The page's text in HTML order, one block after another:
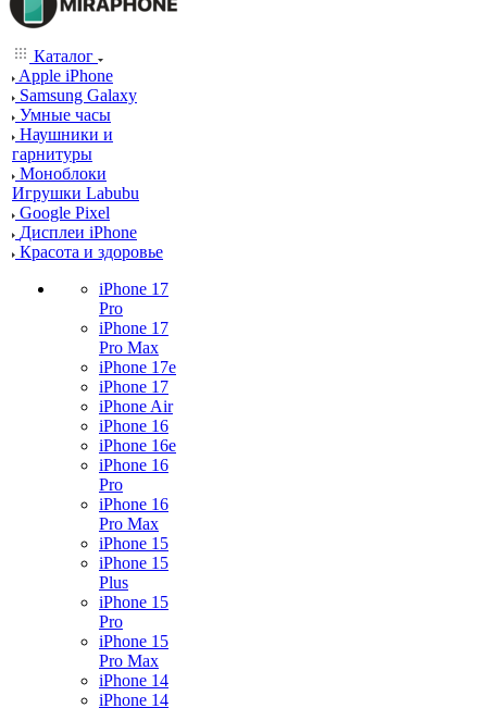
Каталог
Apple iPhone
Samsung Galaxy
Умные часы
Наушники и
гарнитуры
Моноблоки
Игрушки Labubu
Google Pixel
Дисплеи iPhone
Красота и здоровье
iPhone 17
Pro
iPhone 17
Pro Max
iPhone 17e
iPhone 17
iPhone Air
iPhone 16
iPhone 16e
iPhone 16
Pro
iPhone 16
Pro Max
iPhone 15
iPhone 15
Plus
iPhone 15
Pro
iPhone 15
Pro Max
iPhone 14
iPhone 14